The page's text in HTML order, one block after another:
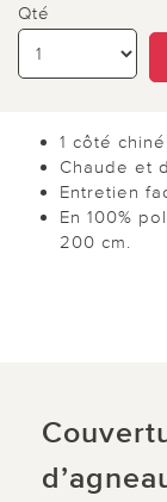
Qté
1 côté
Chaude et
Entretien
En 100%
200 cm.